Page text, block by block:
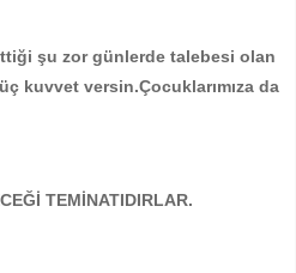
şu zor günlerde talebesi olan
kuvvet versin.Çocuklarımıza da
TEMİNATIDIRLAR.